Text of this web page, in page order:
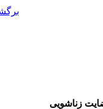
زناشویی